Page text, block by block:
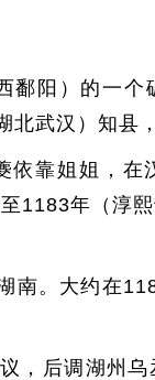
鄱阳）的一个
武汉）知县
靠姐姐，在
1183年（淳
南。大约在
，后调湖州